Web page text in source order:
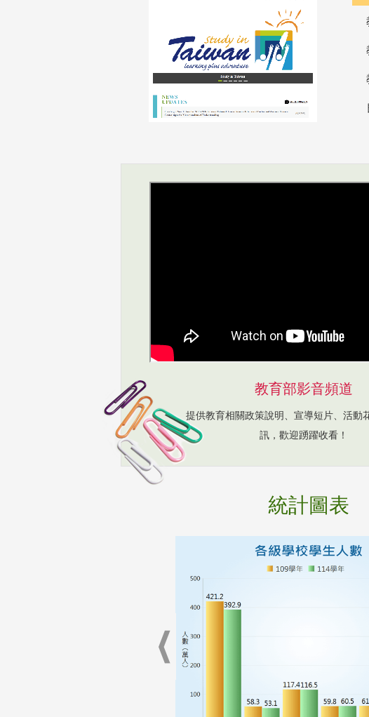
教育部影音頻道
提供教育相關政策說明、宣導短片、活動
訊，歡迎踴躍收看！
統計圖表